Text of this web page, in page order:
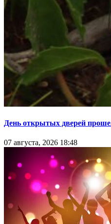
День открытых дверей
07 августа, 2026 18:48